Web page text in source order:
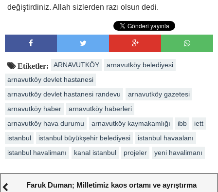
değiştirdiniz. Allah sizlerden razı olsun dedi.
Etiketler: ARNAVUTKÖY
arnavutköy belediyesi
arnavutköy devlet hastanesi
arnavutköy devlet hastanesi randevu
arnavutköy gazetesi
arnavutköy haber
arnavutköy haberleri
arnavutköy hava durumu
arnavutköy kaymakamlığı ibb
iett
istanbul
istanbul büyükşehir belediyesi
istanbul havaalanı
istanbul havalimanı
kanal istanbul projeler yeni havalimanı
Faruk Duman; Milletimiz kaos ortamı ve ayrıştırma